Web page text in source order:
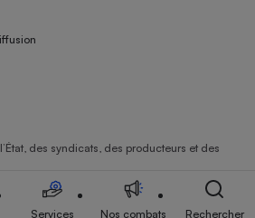
des syndicats, des producteurs et des
Services Nos combats Rechercher